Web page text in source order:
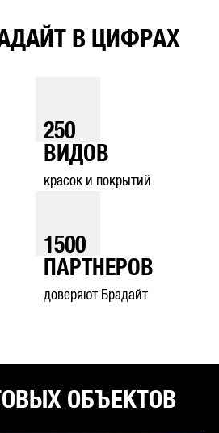
В ЦИФРАХ
250
ВИДОВ
красок и покрытий
1500
ПАРТНЕРОВ
доверяют Брадайт
ОБЪЕКТОВ